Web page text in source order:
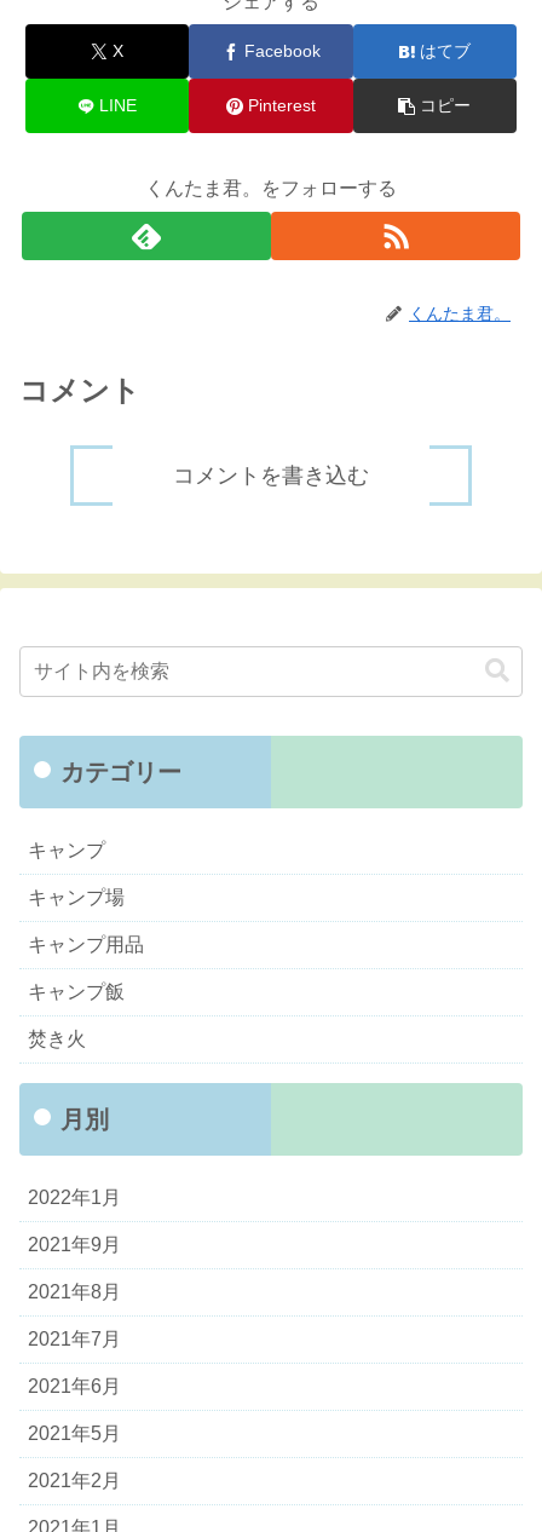
X Facebook はてブ
LINE Pinterest コピー
くんたま君。をフォローする
くんたま君。
コメント
コメントを書き込む
カテゴリー
キャンプ
キャンプ場
キャンプ用品
キャンプ飯
焚き火
月別
2022年1月
2021年9月
2021年8月
2021年7月
2021年6月
2021年5月
2021年2月
2021年1月